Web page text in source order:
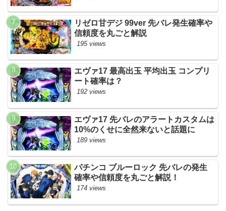
リゼロ甘デジ 99ver 先バレ発生確率や
信頼度を丸ごと解説
195 views
エヴァ17 最高出玉 平均出玉 コンプリ
ート確率は？
192 views
エヴァ17 先バレのアラートカスタムは
10%のくせに全然来ないと話題に
189 views
パチンコ ブルーロック 先バレの発生
確率や信頼度を丸ごと解説！
174 views